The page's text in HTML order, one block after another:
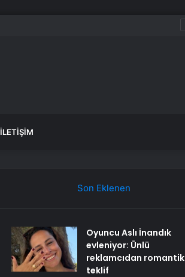
İLETIŞIM
Son Eklenen
Oyuncu Aslı İnandık
evleniyor: Ünlü
reklamcıdan romantik
teklif